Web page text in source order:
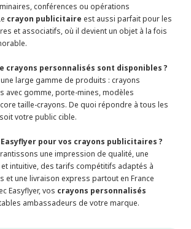
conférences ou opérations
crayon publicitaire est aussi parfait pour les
et associatifs, où il devient un objet à la fois
crayons personnalisés sont disponibles ?
large gamme de produits : crayons
avec gomme, porte-mines, modèles
taille-crayons. De quoi répondre à tous les
votre public cible.
pour vos crayons publicitaires ?
une impression de qualité, une
intuitive, des tarifs compétitifs adaptés à
et une livraison express partout en France
Easyflyer, vos crayons personnalisés
ambassadeurs de votre marque.